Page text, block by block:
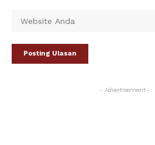
- Advertisement -